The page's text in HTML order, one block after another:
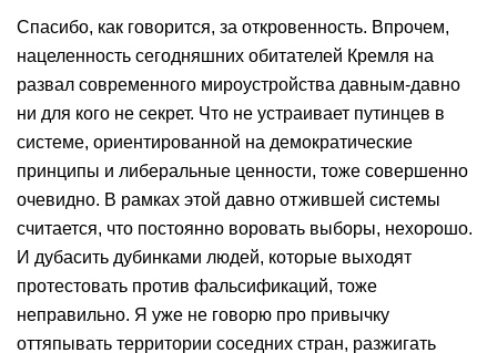
Спасибо, как говорится, за откровенность. Впрочем,
нацеленность сегодняшних обитателей Кремля на
развал современного мироустройства давным-давно
ни для кого не секрет. Что не устраивает путинцев в
системе, ориентированной на демократические
принципы и либеральные ценности, тоже совершенно
очевидно. В рамках этой давно отжившей системы
считается, что постоянно воровать выборы, нехорошо.
И дубасить дубинками людей, которые выходят
протестовать против фальсификаций, тоже
неправильно. Я уже не говорю про привычку
оттяпывать территории соседних стран, разжигать